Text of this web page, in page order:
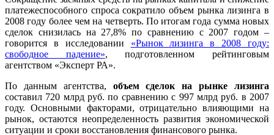
платежеспособного спроса сократило объем рынка лизинга в
2008 году более чем на четверть. По итогам года сумма новых
сделок снизилась на 27,8% по сравнению с 2007 годом –
говорится в исследовании «Рынок лизинга в 2008 году:
свободное падение», подготовленном рейтинговым
агентством «Эксперт РА».
По данным агентства, объем сделок на рынке лизинга
составил 720 млрд руб. по сравнению с 997 млрд руб. в 2007
году. Основными факторами, отрицательно влияющими на
рынок, остаются неопределенность развития экономической
ситуации и сроки восстановления финансового рынка.